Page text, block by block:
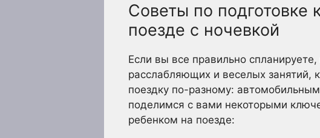
Советы по подготовке
поезде с ночевкой
Если вы все правильно
расслабляющих и веселых занятий,
поездку по-разному:
поделимся с вами некоторыми
ребенком на поезде: